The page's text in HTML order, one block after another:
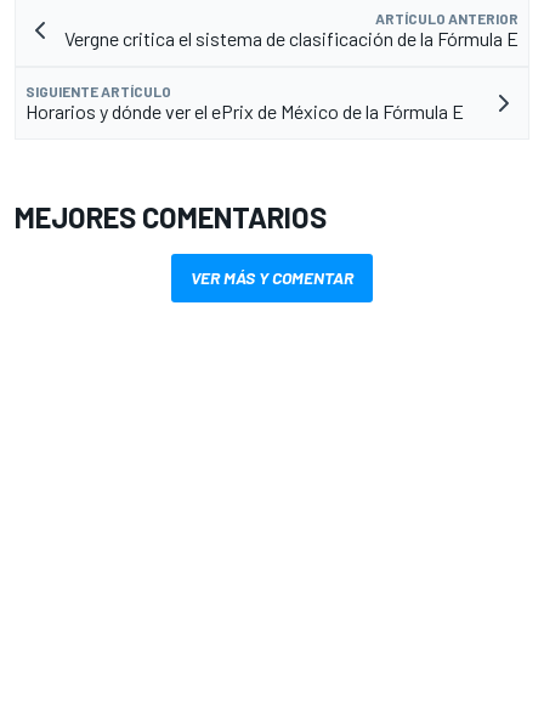
ARTÍCULO ANTERIOR
Vergne critica el sistema de clasificación de la Fórmula E
SIGUIENTE ARTÍCULO
Horarios y dónde ver el ePrix de México de la Fórmula E
MEJORES COMENTARIOS
VER MÁS Y COMENTAR